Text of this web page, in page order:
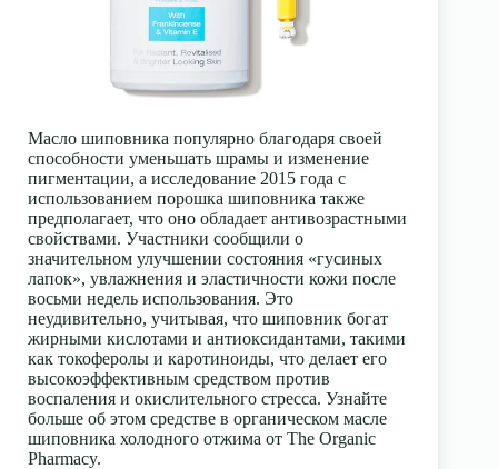
Масло шиповника популярно благодаря своей
способности уменьшать шрамы и изменение
пигментации, а исследование 2015 года с
использованием порошка шиповника также
предполагает, что оно обладает антивозрастными
свойствами. Участники сообщили о
значительном улучшении состояния «гусиных
лапок», увлажнения и эластичности кожи после
восьми недель использования. Это
неудивительно, учитывая, что шиповник богат
жирными кислотами и антиоксидантами, такими
как токоферолы и каротиноиды, что делает его
высокоэффективным средством против
воспаления и окислительного стресса. Узнайте
больше об этом средстве в органическом масле
шиповника холодного отжима от The Organic
Pharmacy.